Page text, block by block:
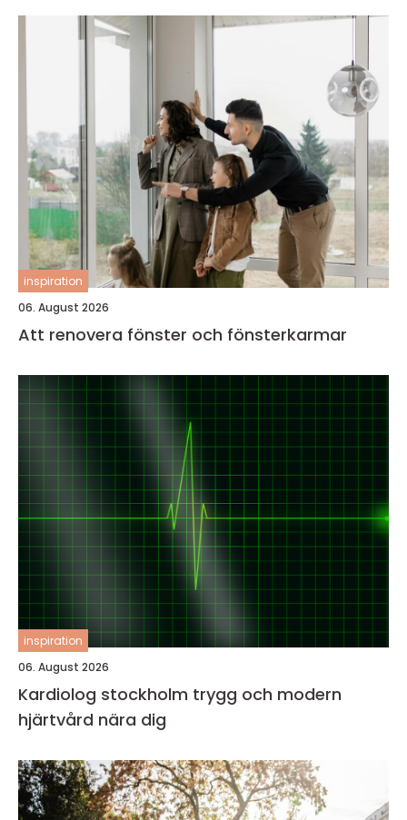
inspiration
06. August 2026
Att renovera fönster och fönsterkarmar
inspiration
06. August 2026
Kardiolog stockholm trygg och modern
hjärtvård nära dig